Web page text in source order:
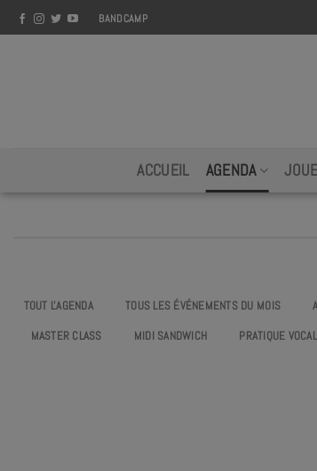
Skip
to
BANDCAMP
ACCUEIL AGENDA
TOUT L'AGENDA TOUS LES ÉVÉNEMENTS DU MOIS
MASTER CLASS
MIDI SANDWICH PRATIQUE